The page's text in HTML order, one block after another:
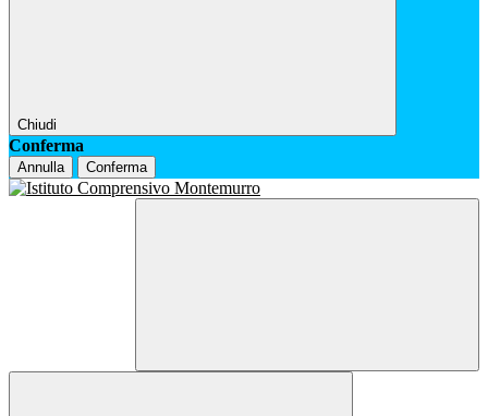
Chiudi
Conferma
Annulla Conferma